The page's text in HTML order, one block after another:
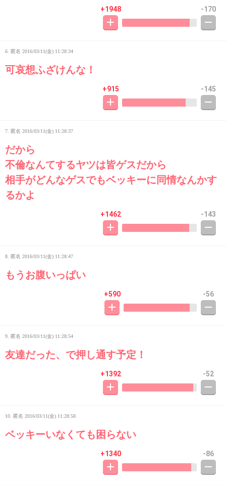
+1948 -170
6. 匿名 2016/03/11(金) 11:28:34
可哀想ふざけんな！
+915 -145
7. 匿名 2016/03/11(金) 11:28:37
だから
不倫なんてするヤツは皆ゲスだから
相手がどんなゲスでもベッキーに同情なんかす
るかよ
+1462 -143
8. 匿名 2016/03/11(金) 11:28:47
もうお腹いっぱい
+590 -56
9. 匿名 2016/03/11(金) 11:28:54
友達だった、で押し通す予定！
+1392 -52
10. 匿名 2016/03/11(金) 11:28:58
ベッキーいなくても困らない
+1340 -86